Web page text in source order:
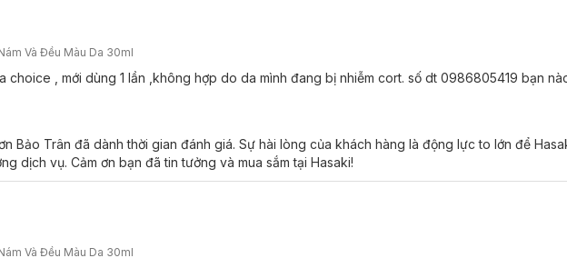
da.
Và Đều Màu Da 30ml
choice , mới dùng 1 lần ,không hợp do da mình đang bị nhiễm cort. số dt 0986805419 bạn
Bảo Trân đã dành thời gian đánh giá. Sự hài lòng của khách hàng là động lực to lớn để
dịch vụ. Cảm ơn bạn đã tin tưởng và mua sắm tại Hasaki!
Và Đều Màu Da 30ml